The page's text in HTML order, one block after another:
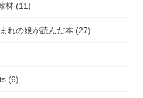
材 (11)
れの娘が読んだ本 (27)
(6)